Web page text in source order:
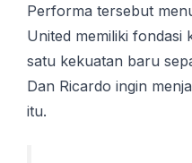
Performa tersebut
United memiliki fondasi
satu kekuatan baru
Dan Ricardo ingin
itu.